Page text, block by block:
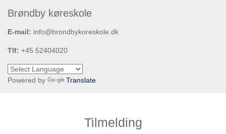
Brøndby køreskole
E-mail: info@brondbykoreskole.dk
Tlf: +45 52404020
Powered by Translate
Tilmelding